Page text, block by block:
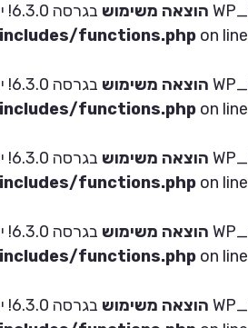
הוצאה משימוש
functions.php on line
הוצאה משימוש
functions.php on line
הוצאה משימוש
functions.php on line
הוצאה משימוש
functions.php on line
הוצאה משימוש